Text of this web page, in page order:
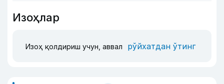
Изоҳлар
Изоҳ қолдириш учун, аввал рўйхатдан ўтинг